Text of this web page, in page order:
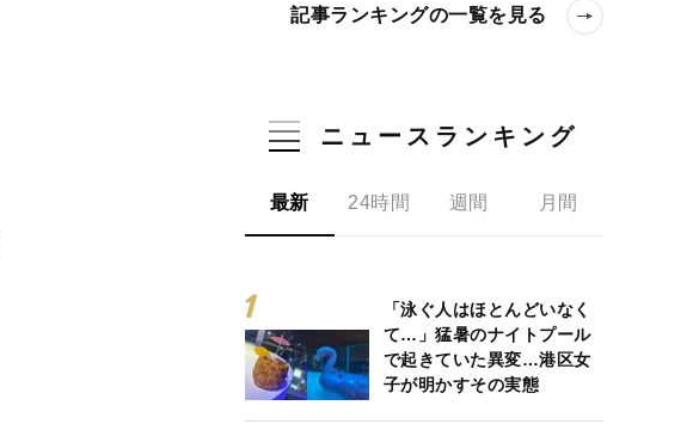
記事ランキングの一覧を見る
ニュースランキング
最新 24時間 週間 月間
「泳ぐ人はほとんどいなく
て…」猛暑のナイトプール
で起きていた異変…港区女
子が明かすその実態